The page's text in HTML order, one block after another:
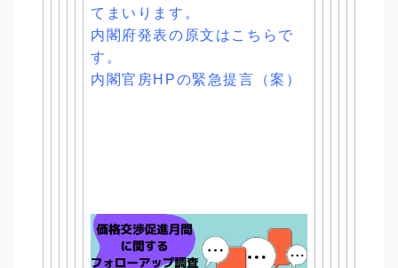
てま いります。
内閣府発表の原文はこちらで
す。
内閣官房HPの緊急提言（案）